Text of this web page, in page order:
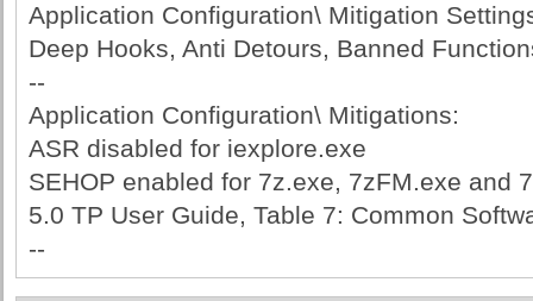
Application Configuration\ Mitigation
Deep Hooks, Anti Detours, Banned
--
Application Configuration\ Mitigations:
ASR disabled for iexplore.exe
SEHOP enabled for 7z.exe, 7zFM.exe and
5.0 TP User Guide, Table 7: Common
--